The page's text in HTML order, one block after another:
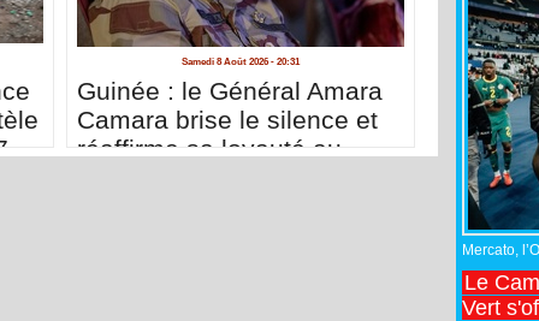
Samedi 8 Août 2026 - 20:31
Guinée : le Général Amara
Camara brise le silence et
réaffirme sa loyauté au
Mercato,
Le
Vert